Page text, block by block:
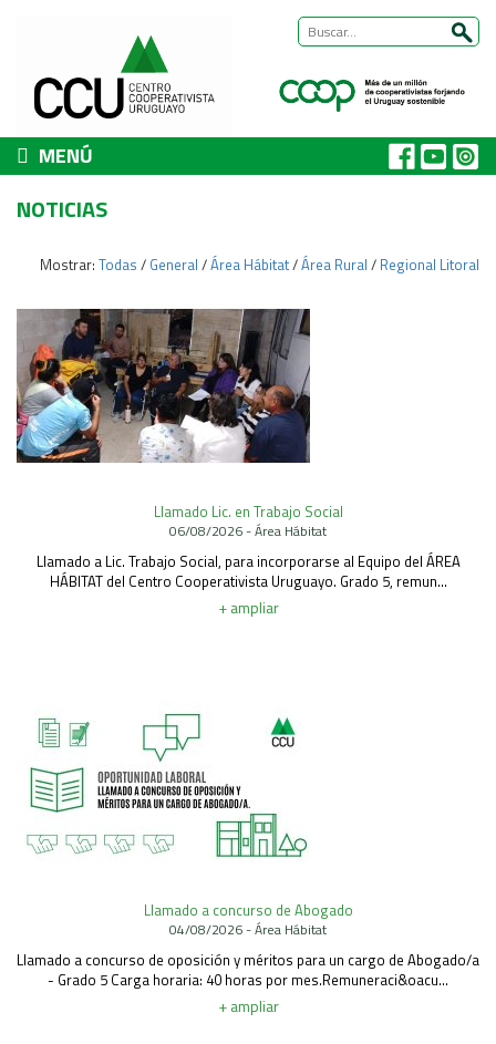
MENÚ
Presentación
Nuestra historia
ÁREAS DE TRABAJO
Cómo trabajamos
Área Habitat
Acerca del Área
Programas
Acerca del Área
Programas
Recursos Digitales
PUBLICACIONES
ENLACES
NOTICIAS
Mostrar: Todas / General /Área Hábitat/Área Rural / Regional Litoral
Llamado Lic. en Trabajo Social
06/08/2026 - Área Hábitat
Llamado a Lic. Trabajo Social, para incorporarse al Equipo del ÁREA
HÁBITAT del Centro Cooperativista Uruguayo. Grado 5, remun...
+ ampliar
Llamado a concurso de Abogado
04/08/2026 - Área Hábitat
Llamado a concurso de oposición y méritos para un cargo de Abogado/a
- Grado 5 Carga horaria: 40 horas por mes.Remuneraci&oacu...
+ ampliar